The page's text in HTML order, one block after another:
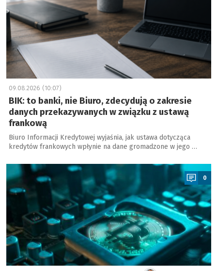
09.08.2026 (10:07)
BIK: to banki, nie Biuro, zdecydują o zakresie
danych przekazywanych w związku z ustawą
frankową
Biuro Informacji Kredytowej wyjaśnia, jak ustawa dotycząca
kredytów frankowych wpłynie na dane gromadzone w jego …
a
0